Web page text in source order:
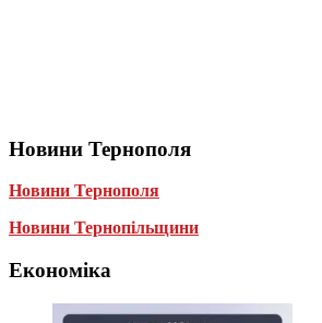
Новини Тернополя
Новини Тернополя
Новини Тернопільщини
Економіка